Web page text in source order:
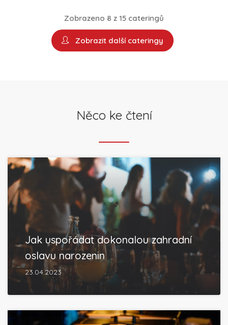
Zobrazeno 8 z 15 cateringů
Zobrazit další cateringy
Něco ke čtení
Jak uspořádat dokonalou zahradní
oslavu narozenin
23.04.2023